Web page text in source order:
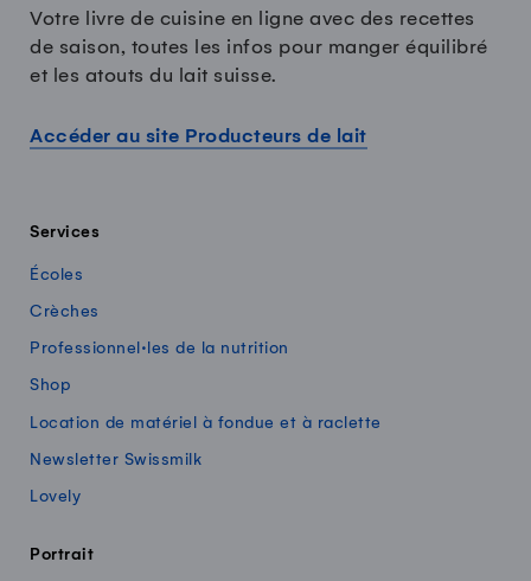
Votre livre de cuisine en ligne avec des recettes
de saison, toutes les infos pour manger équilibré
et les atouts du lait suisse.
Accéder au site Producteurs de lait
Services
Écoles
Crèches
Professionnel·les de la nutrition
Shop
Location de matériel à fondue et à raclette
Newsletter Swissmilk
Lovely
Portrait